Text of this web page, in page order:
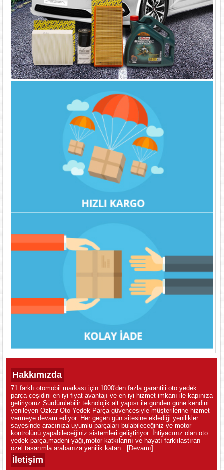
Hakkımızda
71 farklı otomobil markası için 1000'den fazla garantili oto yedek
parça çeşidini en iyi fiyat avantajı ve en iyi hizmet imkanı ile kapınıza
getiriyoruz.Sürdürülebilir teknolojik alt yapısı ile günden güne kendini
yenileyen Özkar Oto Yedek Parça güvencesiyle müşterilerine hizmet
vermeye devam ediyor. Her geçen gün sitesine eklediği yenilikler
sayesinde aracınıza uyumlu parçaları bulabileceğiniz ve motor
kontrolünü yapabileceğiniz sistemleri geliştiriyor. İhtiyacınız olan oto
yedek parça,madeni yağı,motor katkılarını ve hayatı farklılastıran
özel tasarımla arabanıza yenilik katan... [Devamı]
İletişim